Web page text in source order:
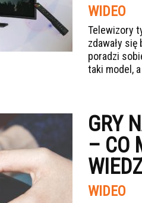
WIDEO
Telewizory
zdawały
poradzi
taki model,
GRY
– CO
WIDEO